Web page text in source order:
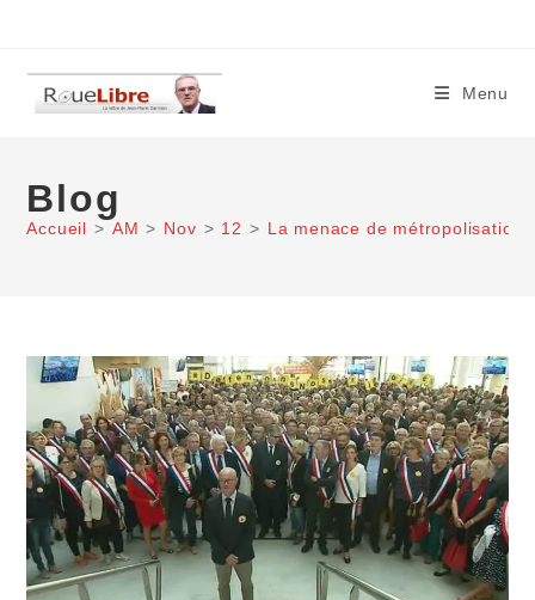
content
Menu
Blog
Accueil > AM > Nov > 12 > La menace de métropolisation